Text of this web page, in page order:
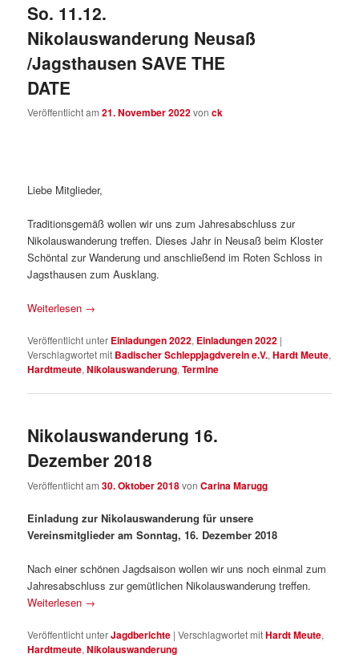
So. 11.12.
Nikolauswanderung Neusaß
/Jagsthausen SAVE THE
DATE
Veröffentlicht am21. November 2022vonck
Liebe Mitglieder,
Traditionsgemäß wollen wir uns zum Jahresabschluss zur
Nikolauswanderung treffen. Dieses Jahr in Neusaß beim Kloster
Schöntal zur Wanderung und anschließend im Roten Schloss in
Jagsthausen zum Ausklang.
Weiterlesen →
Veröffentlicht unter Einladungen 2022, Einladungen 2022 |
Verschlagwortet mit Badischer Schleppjagdverein e.V.,Hardt Meute,
Hardtmeute,Nikolauswanderung,Termine
Nikolauswanderung 16.
Dezember 2018
Veröffentlicht am30. Oktober 2018vonCarina Marugg
Einladung zur Nikolauswanderung für unsere
Vereinsmitglieder am Sonntag, 16. Dezember 2018
Nach einer schönen Jagdsaison wollen wir uns noch einmal zum
Jahresabschluss zur gemütlichen Nikolauswanderung treffen.
Weiterlesen →
Veröffentlicht unterJagdberichte |Verschlagwortet mitHardt Meute,
Hardtmeute,Nikolauswanderung